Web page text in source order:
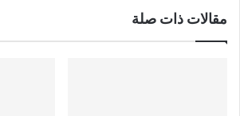
مقالات ذات صلة